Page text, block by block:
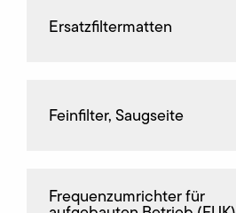
Ersatzfiltermatten
Feinfilter, Saugseite
Frequenz­umrichter für